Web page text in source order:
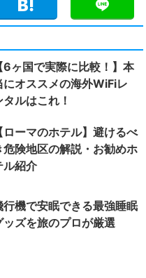
【6ヶ国で実際に比較！】本
にオススメの海外WiFiレ
タルはこれ！
【ローマのホテル】避けるべ
危険地区の解説・お勧めホ
ル紹介
行機で安眠できる最強睡眠
ッズを旅のプロが厳選